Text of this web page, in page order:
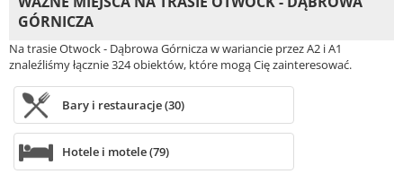
GÓRNICZA
Na trasie Otwock - Dąbrowa Górnicza w wariancie przez A2 i A1
znaleźliśmy łącznie 324 obiektów, które mogą Cię zainteresować.
Bary i restauracje (30)
Hotele i motele (79)